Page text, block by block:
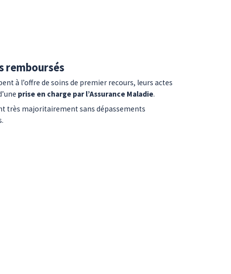
remboursés
à l’offre de soins de premier recours, leurs actes
prise en charge par l’Assurance Maladie.
très majoritairement sans dépassements